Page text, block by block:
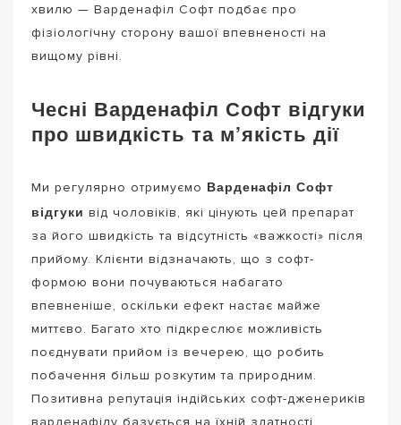
хвилю — Варденафіл Софт подбає про
фізіологічну сторону вашої впевненості на
вищому рівні.
Чесні Варденафіл Софт відгуки
про швидкість та м’якість дії
Ми регулярно отримуємо Варденафіл Софт
відгуки від чоловіків, які цінують цей препарат
за його швидкість та відсутність «важкості» після
прийому. Клієнти відзначають, що з софт-
формою вони почуваються набагато
впевненіше, оскільки ефект настає майже
миттєво. Багато хто підкреслює можливість
поєднувати прийом із вечерею, що робить
побачення більш розкутим та природним.
Позитивна репутація індійських софт-дженериків
варденафілу базується на їхній здатності